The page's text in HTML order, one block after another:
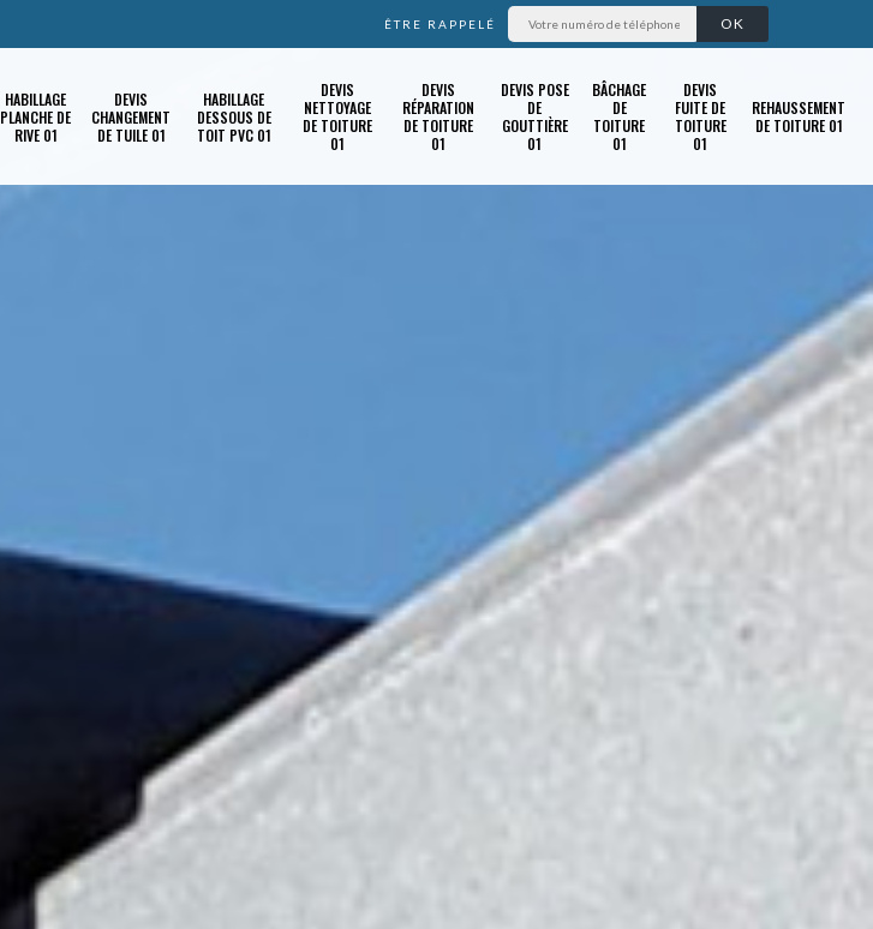
ÊTRE RAPPELÉ
HABILLAGE
PLANCHE DE
RIVE 01
DEVIS
CHANGEMENT
DE TUILE 01
HABILLAGE
DESSOUS DE
TOIT PVC 01
DEVIS
NETTOYAGE
DE TOITURE
01
DEVIS
RÉPARATION
DE TOITURE
01
DEVIS POSE
DE
GOUTTIÈRE
01
BÂCHAGE
DE
TOITURE
01
DEVIS
FUITE DE
TOITURE
01
REHAUSSEMENT
DE TOITURE 01